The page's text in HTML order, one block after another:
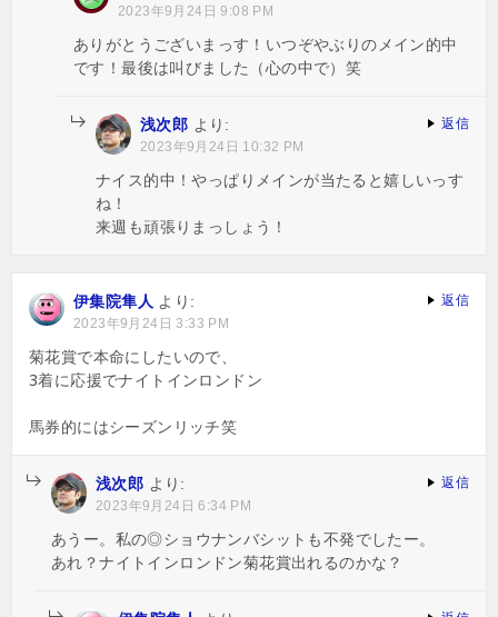
2023年9月24日 9:08 PM
ありがとうございまっす！いつぞやぶりのメイン的中
です！最後は叫びました（心の中で）笑
浅次郎 より:
2023年9月24日 10:32 PM
ナイス的中！やっぱりメインが当たると嬉しいっす
ね！
来週も頑張りまっしょう！
返信
伊集院隼人 より:
2023年9月24日 3:33 PM
菊花賞で本命にしたいので、
3着に応援でナイトインロンドン
馬券的にはシーズンリッチ笑
返信
浅次郎 より:
2023年9月24日 6:34 PM
あうー。私の◎ショウナンバシットも不発でしたー。
あれ？ナイトインロンドン菊花賞出れるのかな？
返信